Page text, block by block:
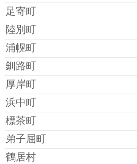
足寄町
陸別町
浦幌町
釧路町
厚岸町
浜中町
標茶町
弟子屈町
鶴居村